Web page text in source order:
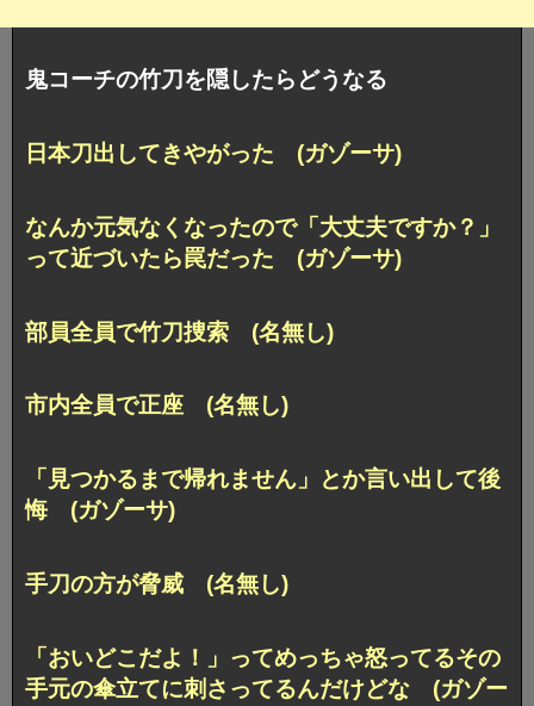
鬼コーチの竹刀を隠したらどうなる
日本刀出してきやがった (ガゾーサ)
なんか元気なくなったので「大丈夫ですか？」
って近づいたら罠だった (ガゾーサ)
部員全員で竹刀捜索 (名無し)
市内全員で正座 (名無し)
「見つかるまで帰れません」とか言い出して後
悔 (ガゾーサ)
手刀の方が脅威 (名無し)
「おいどこだよ！」ってめっちゃ怒ってるその
手元の傘立てに刺さってるんだけどな (ガゾー